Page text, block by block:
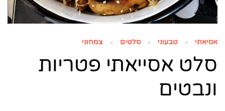
אסיאתי טבעוני סלטים צמחוני
סלט אסייאתי פטריות
ונבטים